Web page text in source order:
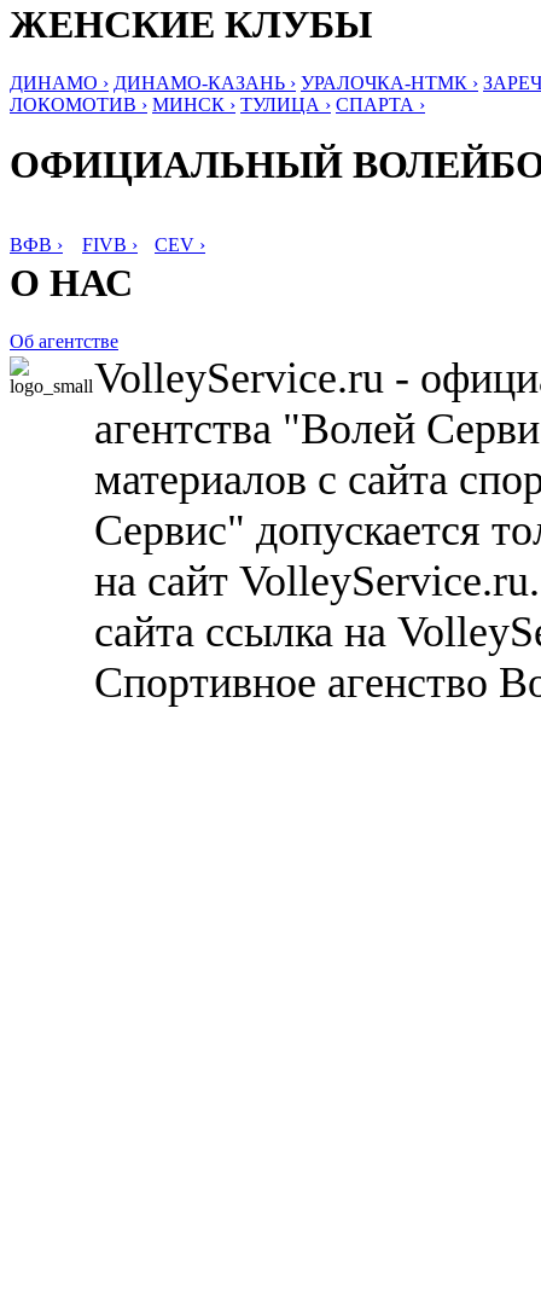
ЖЕНСКИЕ КЛУБЫ
ДИНАМО › ДИНАМО-КАЗАНЬ › УРАЛОЧКА-НТМК ›
ЛОКОМОТИВ › МИНСК › ТУЛИЦА › СПАРТА ›
ОФИЦИАЛЬНЫЙ
ВФВ › FIVB › CEV ›
О НАС
Об агентстве
VolleyService.ru -
агентства "Волей
материалов с сайта
Сервис" допускается
на сайт
сайта ссылка на
Спортивное агенство